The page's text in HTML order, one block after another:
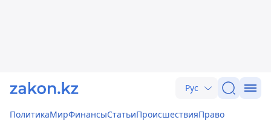
Рус
ПолитикаМирФинансыСтатьиПроисшествияПраво